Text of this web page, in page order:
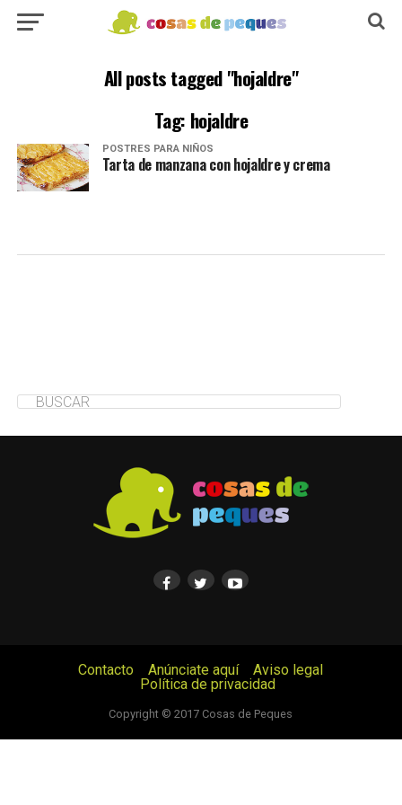
All posts tagged "hojaldre"
Tag: hojaldre
POSTRES PARA NIÑOS
Tarta de manzana con hojaldre y crema
Contacto Anúnciate aquí
Aviso legal
Política de privacidad
Copyright © 2017 Cosas de Peques